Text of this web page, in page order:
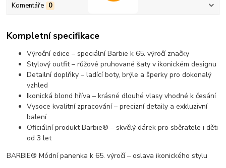
Komentáře 0
Kompletní specifikace
Výroční edice – speciální Barbie k 65. výročí značky
Stylový outfit – růžové pruhované šaty v ikonickém designu
Detailní doplňky – ladící boty, brýle a šperky pro dokonalý
vzhled
Ikonická blond hříva – krásné dlouhé vlasy vhodné k česání
Vysoce kvalitní zpracování – precizní detaily a exkluzivní
balení
Oficiální produkt Barbie® – skvělý dárek pro sběratele i děti
od 3 let
BARBIE® Módní panenka k 65. výročí – oslava ikonického stylu